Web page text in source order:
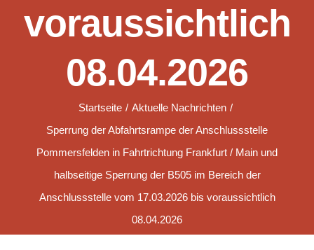
voraussichtlich
08.04.2026
Startseite
Aktuelle Nachrichten
Sperrung der Abfahrtsrampe der Anschlussstelle
Pommersfelden in Fahrtrichtung Frankfurt / Main und
halbseitige Sperrung der B505 im Bereich der
Anschlussstelle vom 17.03.2026 bis voraussichtlich
08.04.2026